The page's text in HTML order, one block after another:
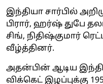
இந்தியா சார்பில்
பிரார், ஹர்ஷ் துபே
சிங், நிதிஷ்குமார்
வீழ்த்தினர்.
அதன்பின் ஆடிய
விக்கெட் இழப்புக்கு